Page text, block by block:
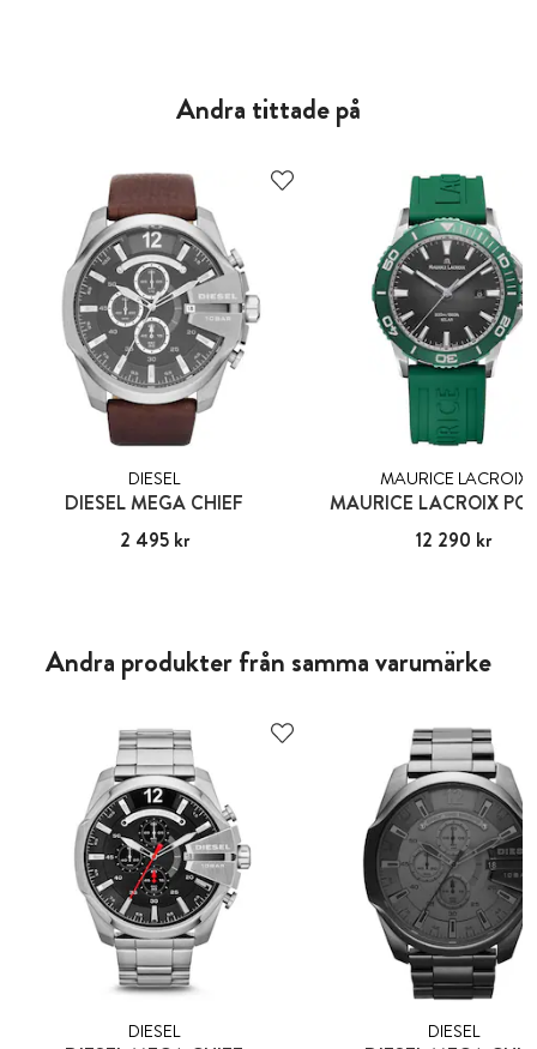
Andra tittade på
DIESEL
DIESEL MEGA CHIEF
Pris :2 495 kr
2 495 kr
MAURICE LACROIX
MAURICE LACROIX
Pris: 12 290 kr
12 290 kr
Andra produkter från samma varumärke
DIESEL DIESEL